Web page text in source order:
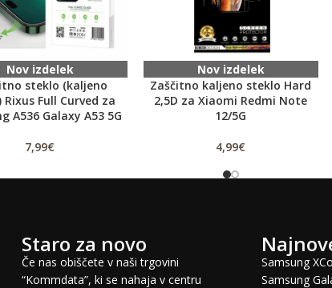
Nov izdelek
steklo (kaljeno
Rixus Full Curved za
A536 Galaxy A53 5G
7,99€
Nov izdelek
Zaščitno kaljeno steklo Hard
2,5D za Xiaomi Redmi Note
12/5G
4,99€
Staro za novo
Če nas obiščete v naši trgovini
“Kommdata”, ki se nahaja v centru
Samsung
Samsung